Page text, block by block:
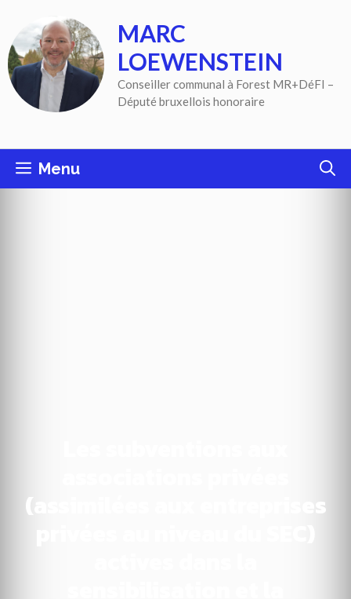
contenu
MARC
LOEWENSTEIN
Conseiller communal à Forest MR+DéFI –
Député bruxellois honoraire
Menu
(assimilées aux entreprises